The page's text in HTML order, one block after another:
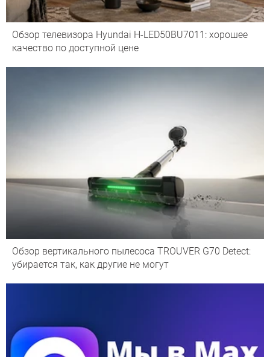
Обзор телевизора Hyundai H-LED50BU7011: хорошее
качество по доступной цене
Обзор вертикального пылесоса TROUVER G70 Detect:
убирается так, как другие не могут